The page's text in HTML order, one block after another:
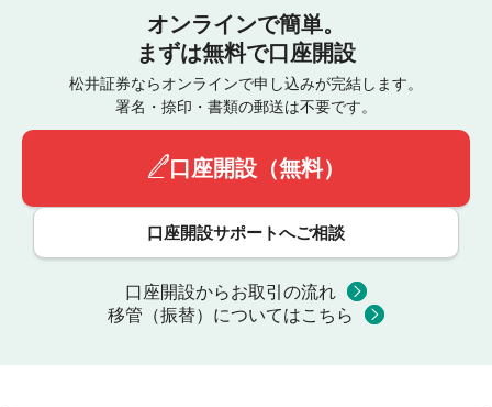
オンラインで簡単。
まずは無料で口座開設
松井証券ならオンラインで申し込みが完結します。
署名・捺印・書類の郵送は不要です。
口座開設（無料）
口座開設サポートへご相談
口座開設からお取引の流れ
移管（振替）についてはこちら